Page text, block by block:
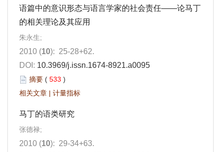
语篇中的意识形态与语言学家的社会责任——论马丁
的相关理论及其应用
朱永生;
2010 (10): 25-28+62.
DOI: 10.3969/j.issn.1674-8921.a0095
摘要 ( 533 )
相关文章 | 计量指标
马丁的语类研究
张德禄;
2010 (10): 29-34+63.